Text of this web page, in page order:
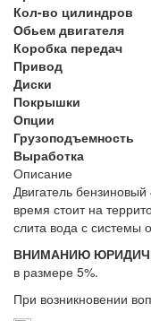
Кол-во цилиндров
Обьем двигателя
Коробка передач
Привод
Диски
Покрышки
Опции
Грузоподъемность
Выработка
Описание
Двигатель
время стоит на
слита вода с системы
ВНИМАНИЮ
в размере 5%.
При возникновении